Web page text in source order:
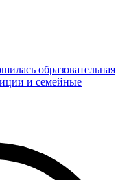
образовательная
и семейные